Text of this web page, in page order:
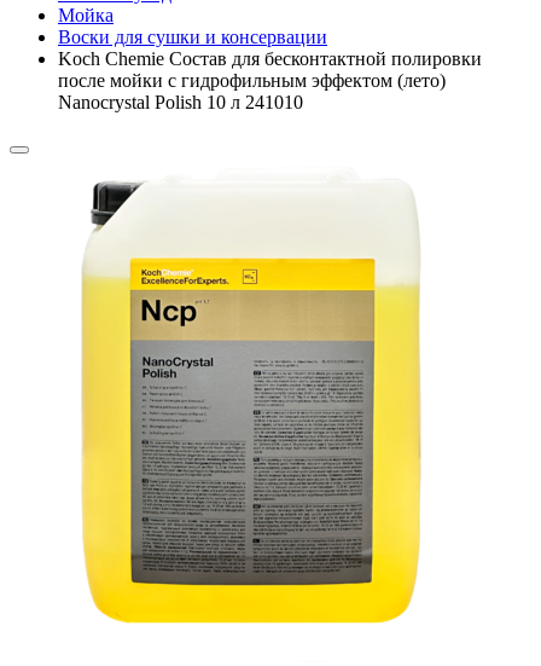
Мойка
Воски для сушки и консервации
Koch Chemie Состав для бесконтактной полировки
после мойки с гидрофильным эффектом (лето)
Nanocrystal Polish 10 л 241010